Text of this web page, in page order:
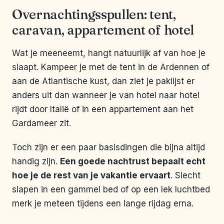
Overnachtingsspullen: tent,
caravan, appartement of hotel
Wat je meeneemt, hangt natuurlijk af van hoe je
slaapt. Kampeer je met de tent in de Ardennen of
aan de Atlantische kust, dan ziet je paklijst er
anders uit dan wanneer je van hotel naar hotel
rijdt door Italië of in een appartement aan het
Gardameer zit.
Toch zijn er een paar basisdingen die bijna altijd
handig zijn. Een goede nachtrust bepaalt echt
hoe je de rest van je vakantie ervaart. Slecht
slapen in een gammel bed of op een lek luchtbed
merk je meteen tijdens een lange rijdag erna.